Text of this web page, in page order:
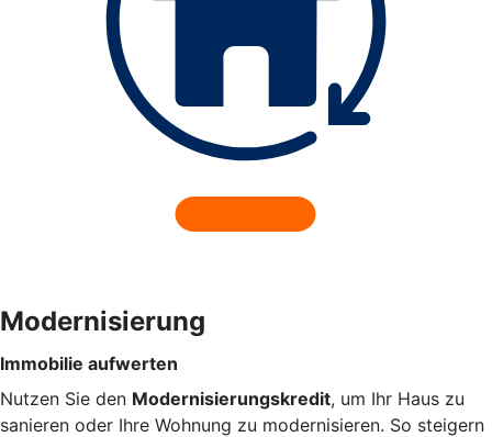
Modernisierung
Immobilie aufwerten
Nutzen Sie den Modernisierungskredit, um Ihr Haus zu
sanieren oder Ihre Wohnung zu modernisieren. So steigern